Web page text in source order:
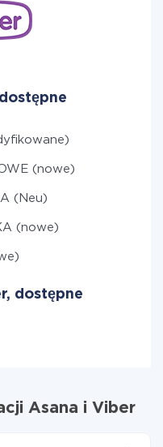
(nowe)
(Neu)
(nowe)
dostępne
Asana i Viber